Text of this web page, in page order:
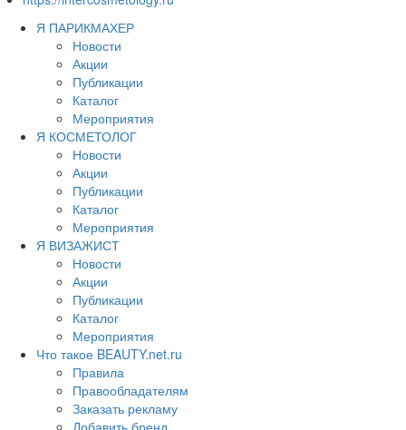
Я ПАРИКМАХЕР
Новости
Акции
Публикации
Каталог
Мероприятия
Я КОСМЕТОЛОГ
Новости
Акции
Публикации
Каталог
Мероприятия
Я ВИЗАЖИСТ
Новости
Акции
Публикации
Каталог
Мероприятия
Что такое BEAUTY.net.ru
Правила
Правообладателям
Заказать рекламу